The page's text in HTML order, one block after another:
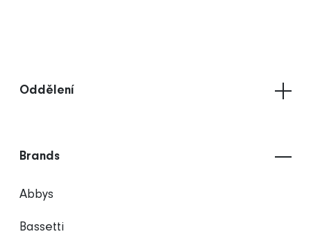
Oddělení
Brands
Abbys
Bassetti